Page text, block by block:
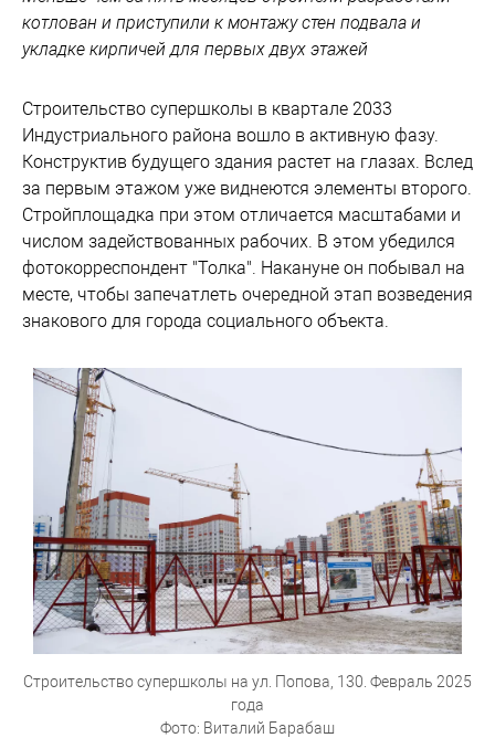
котлован и приступили к монтажу стен подвала и
укладке кирпичей для первых двух этажей
Строительство супершколы в квартале 2033
Индустриального района вошло в активную фазу.
Конструктив будущего здания растет на глазах. Вслед
за первым этажом уже виднеются элементы второго.
Стройплощадка при этом отличается масштабами и
числом задействованных рабочих. В этом убедился
фотокорреспондент "Толка". Накануне он побывал на
месте, чтобы запечатлеть очередной этап возведения
знакового для города социального объекта.
Строительство супершколы на ул. Попова, 130. Февраль 2025
года
Фото: Виталий Барабаш